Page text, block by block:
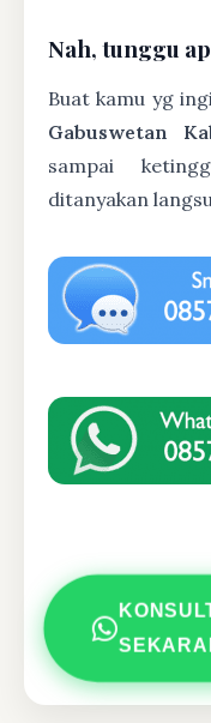
Nah, tunggu
Buat kamu yg
Gabuswetan
sampai
ditanyakan